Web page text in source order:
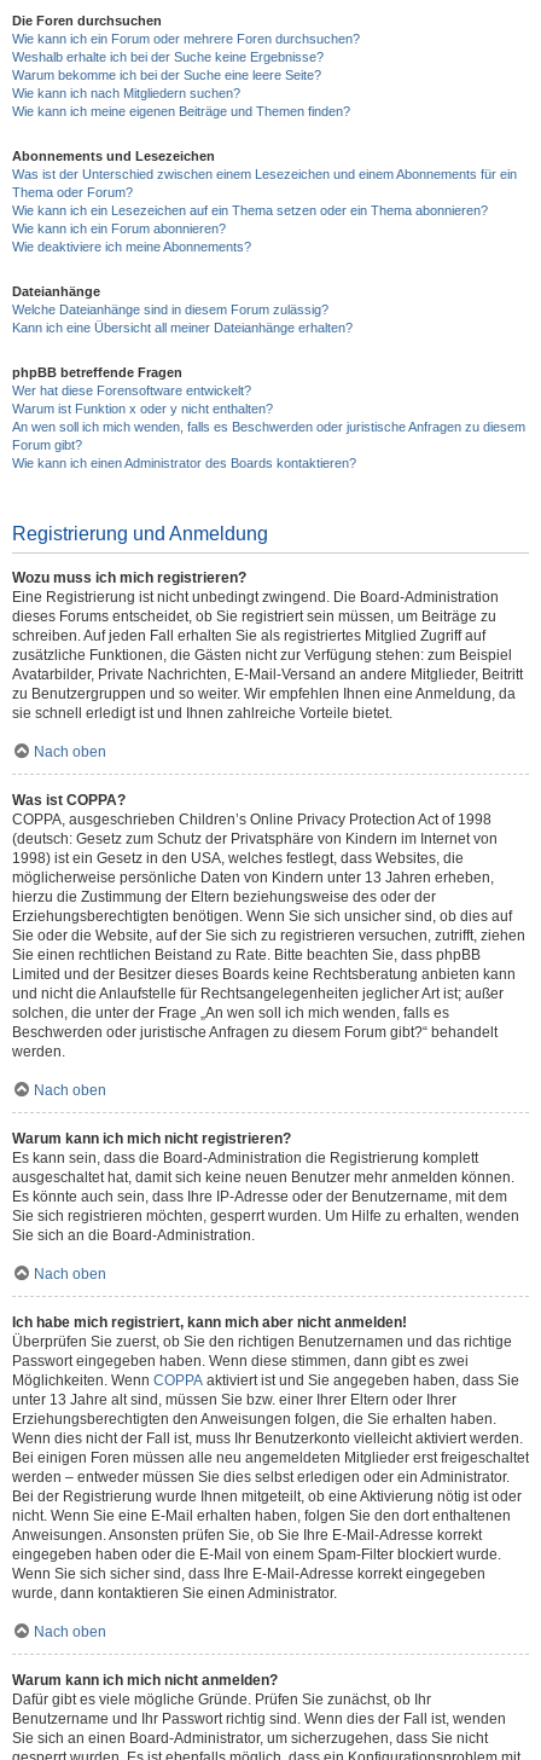
Die Foren durchsuchen
Wie kann ich ein Forum oder mehrere Foren durchsuchen?
Weshalb erhalte ich bei der Suche keine Ergebnisse?
Warum bekomme ich bei der Suche eine leere Seite?
Wie kann ich nach Mitgliedern suchen?
Wie kann ich meine eigenen Beiträge und Themen finden?
Abonnements und Lesezeichen
Was ist der Unterschied zwischen einem Lesezeichen und einem Abonnements für ein
Thema oder Forum?
Wie kann ich ein Lesezeichen auf ein Thema setzen oder ein Thema abonnieren?
Wie kann ich ein Forum abonnieren?
Wie deaktiviere ich meine Abonnements?
Dateianhänge
Welche Dateianhänge sind in diesem Forum zulässig?
Kann ich eine Übersicht all meiner Dateianhänge erhalten?
phpBB betreffende Fragen
Wer hat diese Forensoftware entwickelt?
Warum ist Funktion x oder y nicht enthalten?
An wen soll ich mich wenden, falls es Beschwerden oder juristische Anfragen zu diesem
Forum gibt?
Wie kann ich einen Administrator des Boards kontaktieren?
Registrierung und Anmeldung
Wozu muss ich mich registrieren?
Eine Registrierung ist nicht unbedingt zwingend. Die Board-Administration
dieses Forums entscheidet, ob Sie registriert sein müssen, um Beiträge zu
schreiben. Auf jeden Fall erhalten Sie als registriertes Mitglied Zugriff auf
zusätzliche Funktionen, die Gästen nicht zur Verfügung stehen: zum Beispiel
Avatarbilder, Private Nachrichten, E-Mail-Versand an andere Mitglieder, Beitritt
zu Benutzergruppen und so weiter. Wir empfehlen Ihnen eine Anmeldung, da
sie schnell erledigt ist und Ihnen zahlreiche Vorteile bietet.
Nach oben
Was ist COPPA?
COPPA, ausgeschrieben Children’s Online Privacy Protection Act of 1998
(deutsch: Gesetz zum Schutz der Privatsphäre von Kindern im Internet von
1998) ist ein Gesetz in den USA, welches festlegt, dass Websites, die
möglicherweise persönliche Daten von Kindern unter 13 Jahren erheben,
hierzu die Zustimmung der Eltern beziehungsweise des oder der
Erziehungsberechtigten benötigen. Wenn Sie sich unsicher sind, ob dies auf
Sie oder die Website, auf der Sie sich zu registrieren versuchen, zutrifft, ziehen
Sie einen rechtlichen Beistand zu Rate. Bitte beachten Sie, dass phpBB
Limited und der Besitzer dieses Boards keine Rechtsberatung anbieten kann
und nicht die Anlaufstelle für Rechtsangelegenheiten jeglicher Art ist; außer
solchen, die unter der Frage „An wen soll ich mich wenden, falls es
Beschwerden oder juristische Anfragen zu diesem Forum gibt?“ behandelt
werden.
Nach oben
Warum kann ich mich nicht registrieren?
Es kann sein, dass die Board-Administration die Registrierung komplett
ausgeschaltet hat, damit sich keine neuen Benutzer mehr anmelden können.
Es könnte auch sein, dass Ihre IP-Adresse oder der Benutzername, mit dem
Sie sich registrieren möchten, gesperrt wurden. Um Hilfe zu erhalten, wenden
Sie sich an die Board-Administration.
Nach oben
Ich habe mich registriert, kann mich aber nicht anmelden!
Überprüfen Sie zuerst, ob Sie den richtigen Benutzernamen und das richtige
Passwort eingegeben haben. Wenn diese stimmen, dann gibt es zwei
Möglichkeiten. Wenn COPPA aktiviert ist und Sie angegeben haben, dass Sie
unter 13 Jahre alt sind, müssen Sie bzw. einer Ihrer Eltern oder Ihrer
Erziehungsberechtigten den Anweisungen folgen, die Sie erhalten haben.
Wenn dies nicht der Fall ist, muss Ihr Benutzerkonto vielleicht aktiviert werden.
Bei einigen Foren müssen alle neu angemeldeten Mitglieder erst freigeschaltet
werden – entweder müssen Sie dies selbst erledigen oder ein Administrator.
Bei der Registrierung wurde Ihnen mitgeteilt, ob eine Aktivierung nötig ist oder
nicht. Wenn Sie eine E-Mail erhalten haben, folgen Sie den dort enthaltenen
Anweisungen. Ansonsten prüfen Sie, ob Sie Ihre E-Mail-Adresse korrekt
eingegeben haben oder die E-Mail von einem Spam-Filter blockiert wurde.
Wenn Sie sich sicher sind, dass Ihre E-Mail-Adresse korrekt eingegeben
wurde, dann kontaktieren Sie einen Administrator.
Nach oben
Warum kann ich mich nicht anmelden?
Dafür gibt es viele mögliche Gründe. Prüfen Sie zunächst, ob Ihr
Benutzername und Ihr Passwort richtig sind. Wenn dies der Fall ist, wenden
Sie sich an einen Board-Administrator, um sicherzugehen, dass Sie nicht